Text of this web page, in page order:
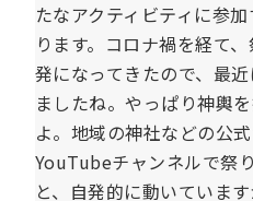
たなアクティビティに参
ります。コロナ禍を経て
発になってきたので、最
ましたね。やっぱり神輿
よ。地域の神社などの公
YouTubeチャンネルで祭
と、自発的に動いていま